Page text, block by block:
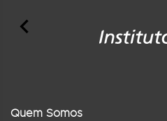
Quem Somos